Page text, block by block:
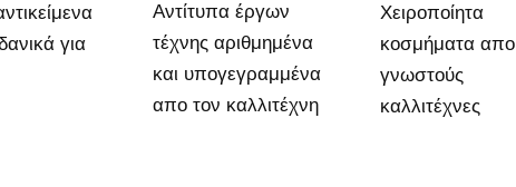
για
Αντίτυπα έργων
τέχνης αριθμημένα
και υπογεγραμμένα
απο τον καλλιτέχνη
Χειροποίητα
κοσμήματα απο
γνωστούς
καλλιτέχνες